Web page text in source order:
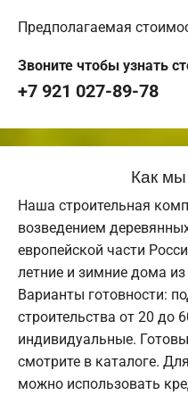
Предполагаемая
Звоните чтобы узнать
+7 921 027-89-78
Как
Наша строительная
возведением
европейской части
летние и зимние дома
Варианты готовности:
строительства от 20 до
индивидуальные.
смотрите в каталоге.
можно использовать